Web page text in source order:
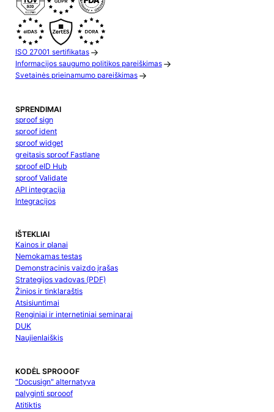
ISO 27001 sertifikatas
Informacijos saugumo politikos pareiškimas
Svetainės prieinamumo pareiškimas
SPRENDIMAI
sproof sign
sproof ident
sproof widget
greitasis sproof Fastlane
sproof eID Hub
sproof Validate
API integracija
Integracijos
IŠTEKLIAI
Kainos ir planai
Nemokamas testas
Demonstracinis vaizdo įrašas
Strategijos vadovas (PDF)
Žinios ir tinklaraštis
Atsisiuntimai
Renginiai ir internetiniai seminarai
DUK
Naujienlaiškis
KODĖL SPROOOF
"Docusign" alternatyva
palyginti sprooof
Atitiktis